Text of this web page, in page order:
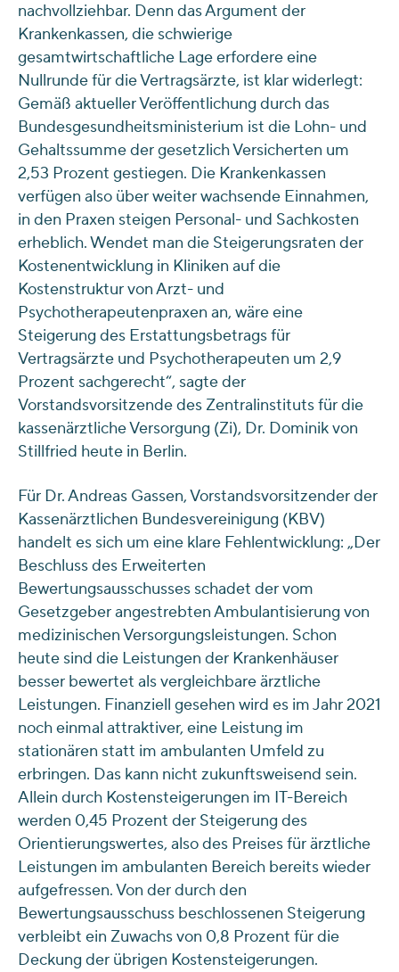
nachvollziehbar. Denn das Argument der
Krankenkassen, die schwierige
gesamtwirtschaftliche Lage erfordere eine
Nullrunde für die Vertragsärzte, ist klar widerlegt:
Gemäß aktueller Veröffentlichung durch das
Bundesgesundheitsministerium ist die Lohn- und
Gehaltssumme der gesetzlich Versicherten um
2,53 Prozent gestiegen. Die Krankenkassen
verfügen also über weiter wachsende Einnahmen,
in den Praxen steigen Personal- und Sachkosten
erheblich. Wendet man die Steigerungsraten der
Kostenentwicklung in Kliniken auf die
Kostenstruktur von Arzt- und
Psychotherapeutenpraxen an, wäre eine
Steigerung des Erstattungsbetrags für
Vertragsärzte und Psychotherapeuten um 2,9
Prozent sachgerecht“, sagte der
Vorstandsvorsitzende des Zentralinstituts für die
kassenärztliche Versorgung (Zi), Dr. Dominik von
Stillfried heute in Berlin.
Für Dr. Andreas Gassen, Vorstandsvorsitzender der
Kassenärztlichen Bundesvereinigung (KBV)
handelt es sich um eine klare Fehlentwicklung: „Der
Beschluss des Erweiterten
Bewertungsausschusses schadet der vom
Gesetzgeber angestrebten Ambulantisierung von
medizinischen Versorgungsleistungen. Schon
heute sind die Leistungen der Krankenhäuser
besser bewertet als vergleichbare ärztliche
Leistungen. Finanziell gesehen wird es im Jahr 2021
noch einmal attraktiver, eine Leistung im
stationären statt im ambulanten Umfeld zu
erbringen. Das kann nicht zukunftsweisend sein.
Allein durch Kostensteigerungen im IT-Bereich
werden 0,45 Prozent der Steigerung des
Orientierungswertes, also des Preises für ärztliche
Leistungen im ambulanten Bereich bereits wieder
aufgefressen. Von der durch den
Bewertungsausschuss beschlossenen Steigerung
verbleibt ein Zuwachs von 0,8 Prozent für die
Deckung der übrigen Kostensteigerungen.